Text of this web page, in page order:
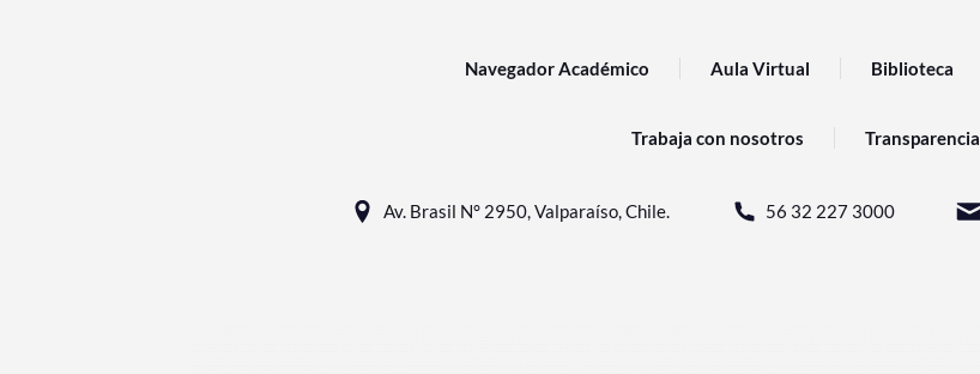
Navegador Académico Aula Virtual Biblioteca
Trabaja con nosotros Transparencia
Av. Brasil N° 2950, Valparaíso, Chile. 56 32 227 3000